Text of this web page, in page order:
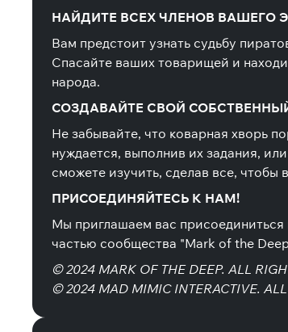
НАЙДИТЕ ВСЕХ ЧЛЕНОВ ВАШЕГО
Вам предстоит узнать судьбу
Спасайте ваших товарищей и
народа.
СОЗДАВАЙТЕ СВОЙ
Не забывайте, что коварная хворь
нуждается, выполнив их задания,
сможете изучить, сделав все, чтобы
ПРИСОЕДИНЯЙТЕСЬ К НАМ!
Мы приглашаем вас присоединиться
частью сообщества "Mark of the
© 2024 MARK OF THE DEEP. ALL
© 2024 MAD MIMIC INTERACTIVE. ALL